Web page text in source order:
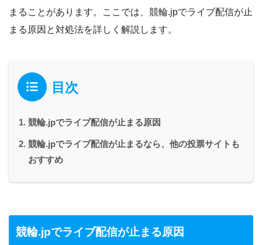
まることがあります。ここでは、競輪.jpでライブ配信が止
まる原因と対処法を詳しく解説します。
目次
競輪.jpでライブ配信が止まる原因
競輪.jpでライブ配信が止まるなら、他の投票サイトも
おすすめ
競輪.jpでライブ配信が止まる原因